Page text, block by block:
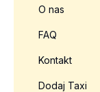
O nas
FAQ
Kontakt
Dodaj Taxi